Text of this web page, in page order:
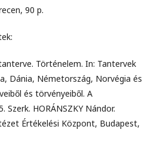
90 p.
Történelem. In: Tantervek
Dánia, Németország, Norvégia és
és törvényeiből. A
HORÁNSZKY Nándor.
Értékelési Központ, Budapest,